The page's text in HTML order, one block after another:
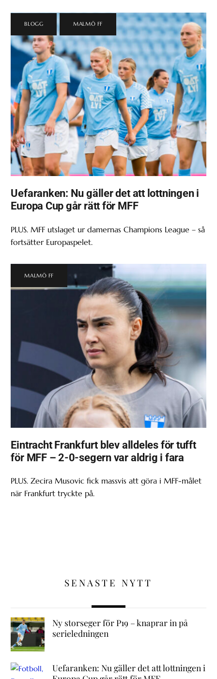
BLOGG , MALMÖ FF
Uefaranken: Nu gäller det att lottningen i
Europa Cup går rätt för MFF
PLUS. MFF utslaget ur damernas Champions League – så
fortsätter Europaspelet.
MALMÖ FF
Eintracht Frankfurt blev alldeles för tufft
för MFF – 2-0-segern var aldrig i fara
PLUS. Zecira Musovic fick massvis att göra i MFF-målet
när Frankfurt tryckte på.
SENASTE NYTT
Ny storseger för P19 – knaprar in på
serieledningen
Uefaranken: Nu gäller det att lottningen i